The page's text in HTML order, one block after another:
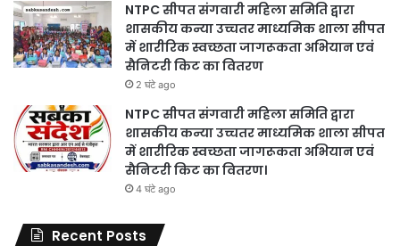
NTPC सीपत संगवारी महिला समिति द्वारा
शासकीय कन्या उच्चतर माध्यमिक शाला सीपत
में शारीरिक स्वच्छता जागरूकता अभियान एवं
सैनिटरी किट का वितरण
2 घंटे ago
NTPC सीपत संगवारी महिला समिति द्वारा
शासकीय कन्या उच्चतर माध्यमिक शाला सीपत
में शारीरिक स्वच्छता जागरूकता अभियान एवं
सैनिटरी किट का वितरण।
4 घंटे ago
Recent Posts